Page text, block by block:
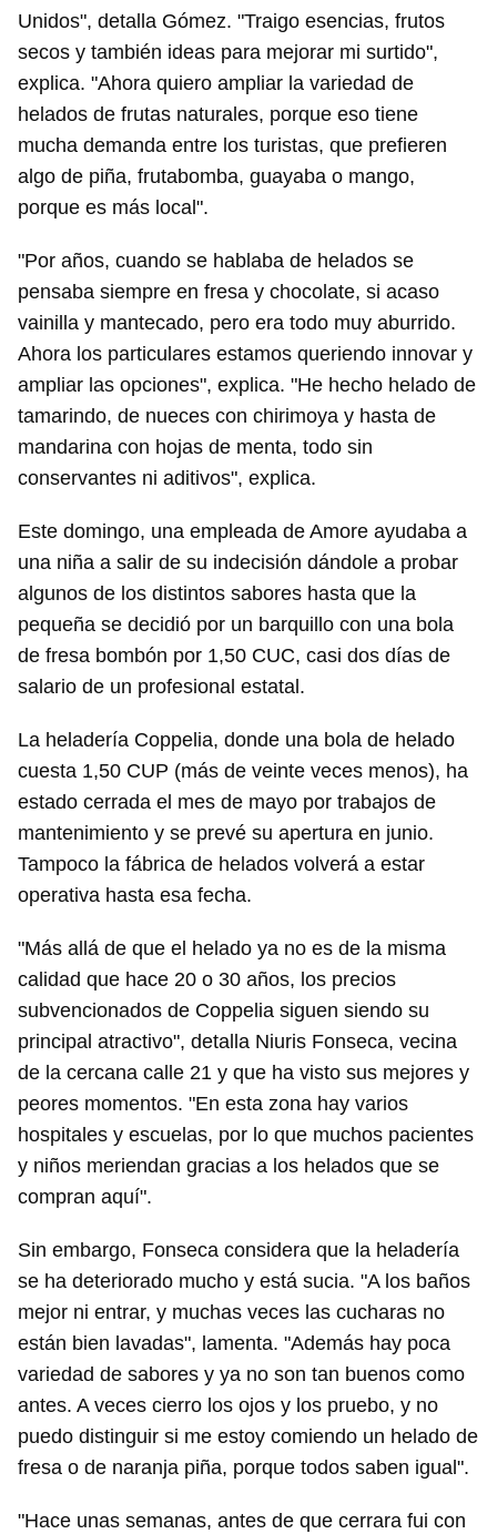
Unidos", detalla Gómez. "Traigo esencias, frutos
secos y también ideas para mejorar mi surtido",
explica. "Ahora quiero ampliar la variedad de
helados de frutas naturales, porque eso tiene
mucha demanda entre los turistas, que prefieren
algo de piña, frutabomba, guayaba o mango,
porque es más local".
"Por años, cuando se hablaba de helados se
pensaba siempre en fresa y chocolate, si acaso
vainilla y mantecado, pero era todo muy aburrido.
Ahora los particulares estamos queriendo innovar y
ampliar las opciones", explica. "He hecho helado de
tamarindo, de nueces con chirimoya y hasta de
mandarina con hojas de menta, todo sin
conservantes ni aditivos", explica.
Este domingo, una empleada de Amore ayudaba a
una niña a salir de su indecisión dándole a probar
algunos de los distintos sabores hasta que la
pequeña se decidió por un barquillo con una bola
de fresa bombón por 1,50 CUC, casi dos días de
salario de un profesional estatal.
La heladería Coppelia, donde una bola de helado
cuesta 1,50 CUP (más de veinte veces menos), ha
estado cerrada el mes de mayo por trabajos de
mantenimiento y se prevé su apertura en junio.
Tampoco la fábrica de helados volverá a estar
operativa hasta esa fecha.
"Más allá de que el helado ya no es de la misma
calidad que hace 20 o 30 años, los precios
subvencionados de Coppelia siguen siendo su
principal atractivo", detalla Niuris Fonseca, vecina
de la cercana calle 21 y que ha visto sus mejores y
peores momentos. "En esta zona hay varios
hospitales y escuelas, por lo que muchos pacientes
y niños meriendan gracias a los helados que se
compran aquí".
Sin embargo, Fonseca considera que la heladería
se ha deteriorado mucho y está sucia. "A los baños
mejor ni entrar, y muchas veces las cucharas no
están bien lavadas", lamenta. "Además hay poca
variedad de sabores y ya no son tan buenos como
antes. A veces cierro los ojos y los pruebo, y no
puedo distinguir si me estoy comiendo un helado de
fresa o de naranja piña, porque todos saben igual".
"Hace unas semanas, antes de que cerrara fui con